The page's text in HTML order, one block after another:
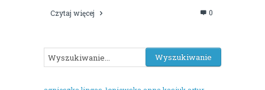
Czytaj więcej 0